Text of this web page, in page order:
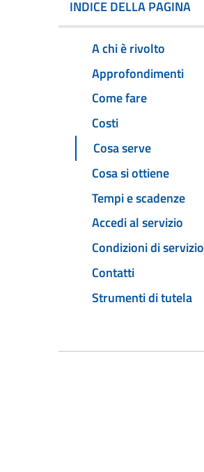
INDICE DELLA PAGINA
A chi è rivolto
Approfondimenti
Come fare
Costi
Cosa serve
Cosa si ottiene
Tempi e scadenze
Accedi al servizio
Condizioni di servizio
Contatti
Strumenti di tutela